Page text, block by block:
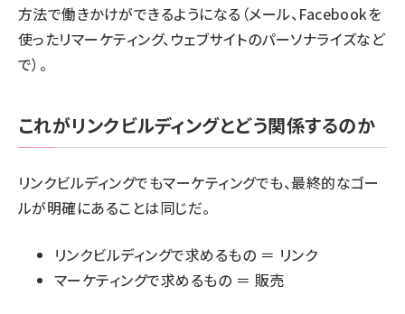
方法で働きかけができるようになる（メール、Facebookを
使ったリマーケティング、ウェブサイトのパーソナライズなど
で）。
これがリンクビルディングとどう関係するのか
リンクビルディングでもマーケティングでも、最終的なゴー
ルが明確にあることは同じだ。
リンクビルディングで求めるもの ＝ リンク
マーケティングで求めるもの ＝ 販売